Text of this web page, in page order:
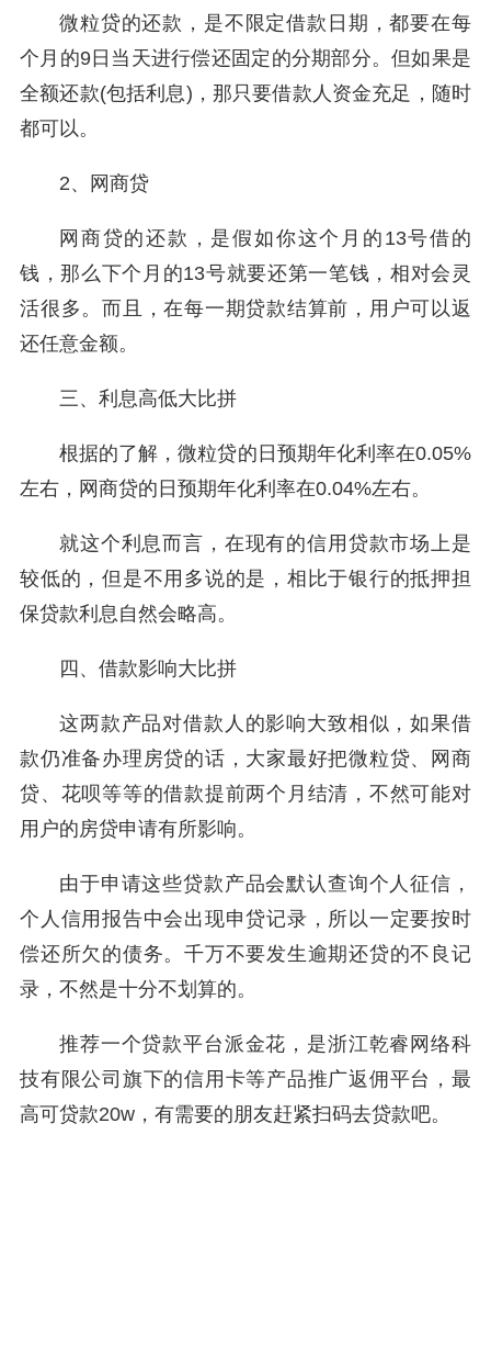
微粒贷的还款，是不限定借款日期，都要在每
个月的9日当天进行偿还固定的分期部分。但如果是
全额还款(包括利息)，那只要借款人资金充足，随时
都可以。
2、网商贷
网商贷的还款，是假如你这个月的13号借的
钱，那么下个月的13号就要还第一笔钱，相对会灵
活很多。而且，在每一期贷款结算前，用户可以返
还任意金额。
三、利息高低大比拼
根据的了解，微粒贷的日预期年化利率在0.05%
左右，网商贷的日预期年化利率在0.04%左右。
就这个利息而言，在现有的信用贷款市场上是
较低的，但是不用多说的是，相比于银行的抵押担
保贷款利息自然会略高。
四、借款影响大比拼
这两款产品对借款人的影响大致相似，如果借
款仍准备办理房贷的话，大家最好把微粒贷、网商
贷、花呗等等的借款提前两个月结清，不然可能对
用户的房贷申请有所影响。
由于申请这些贷款产品会默认查询个人征信，
个人信用报告中会出现申贷记录，所以一定要按时
偿还所欠的债务。千万不要发生逾期还贷的不良记
录，不然是十分不划算的。
推荐一个贷款平台派金花，是浙江乾睿网络科
技有限公司旗下的信用卡等产品推广返佣平台，最
高可贷款20w，有需要的朋友赶紧扫码去贷款吧。